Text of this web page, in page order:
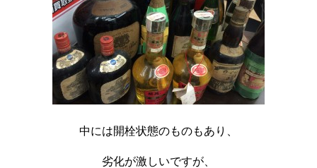
中には開栓状態のものもあり、
劣化が激しいですが、